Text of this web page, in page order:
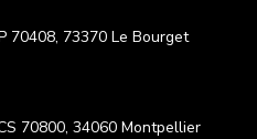
70408, 73370 Le Bourget
70800, 34060 Montpellier